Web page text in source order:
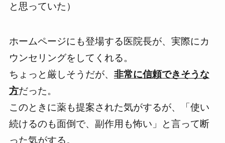
と思っていた）
ホームページにも登場する 医院長が、実際にカ
ウンセリングをしてくれる。
ちょっと厳しそうだが、 非常に信頼できそうな
方だった。
このときに薬も提案された気がするが、「使い
続けるのも面倒で、副作用も怖い」と言って断
った気がする。